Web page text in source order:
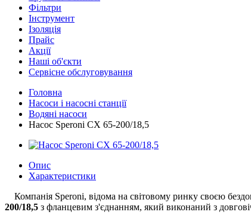
Фільтри
Інструмент
Ізоляція
Прайс
Акції
Наші об'єкти
Сервісне обслуговування
Головна
Насоси і насосні станції
Водяні насоси
Насос Speroni CX 65-200/18,5
Опис
Характеристики
Компанія Speroni, відома на світовому ринку своєю
200/18,5 з фланцевим з'єднанням, який виконаний з